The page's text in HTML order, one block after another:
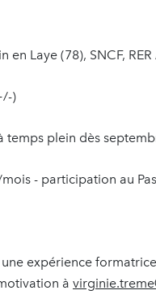
en Laye (78), SNCF,
)
temps plein dès
- participation au
expérience
à